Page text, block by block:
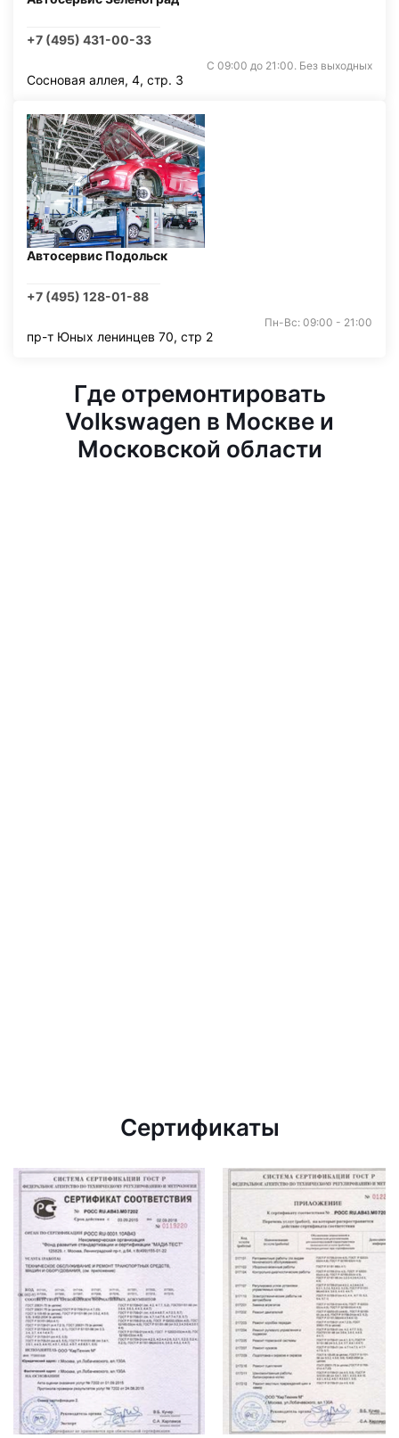
+7 (495) 431-00-33
С 09:00 до 21:00. Без выходных
Сосновая аллея, 4, стр. 3
Автосервис Подольск
+7 (495) 128-01-88
Пн-Вс: 09:00 - 21:00
пр-т Юных ленинцев 70, стр 2
Где отремонтировать
Volkswagen в Москве и
Московской области
Сертификаты